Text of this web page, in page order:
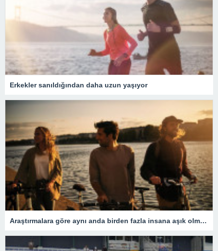
Erkekler sanıldığından daha uzun yaşıyor
Araştırmalara göre aynı anda birden fazla insana aşık olmak mümkün